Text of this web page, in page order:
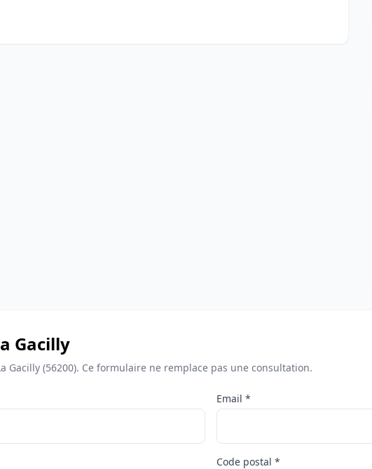
Gacilly
Gacilly (56200). Ce formulaire ne remplace pas une consultation.
Email *
Code postal *